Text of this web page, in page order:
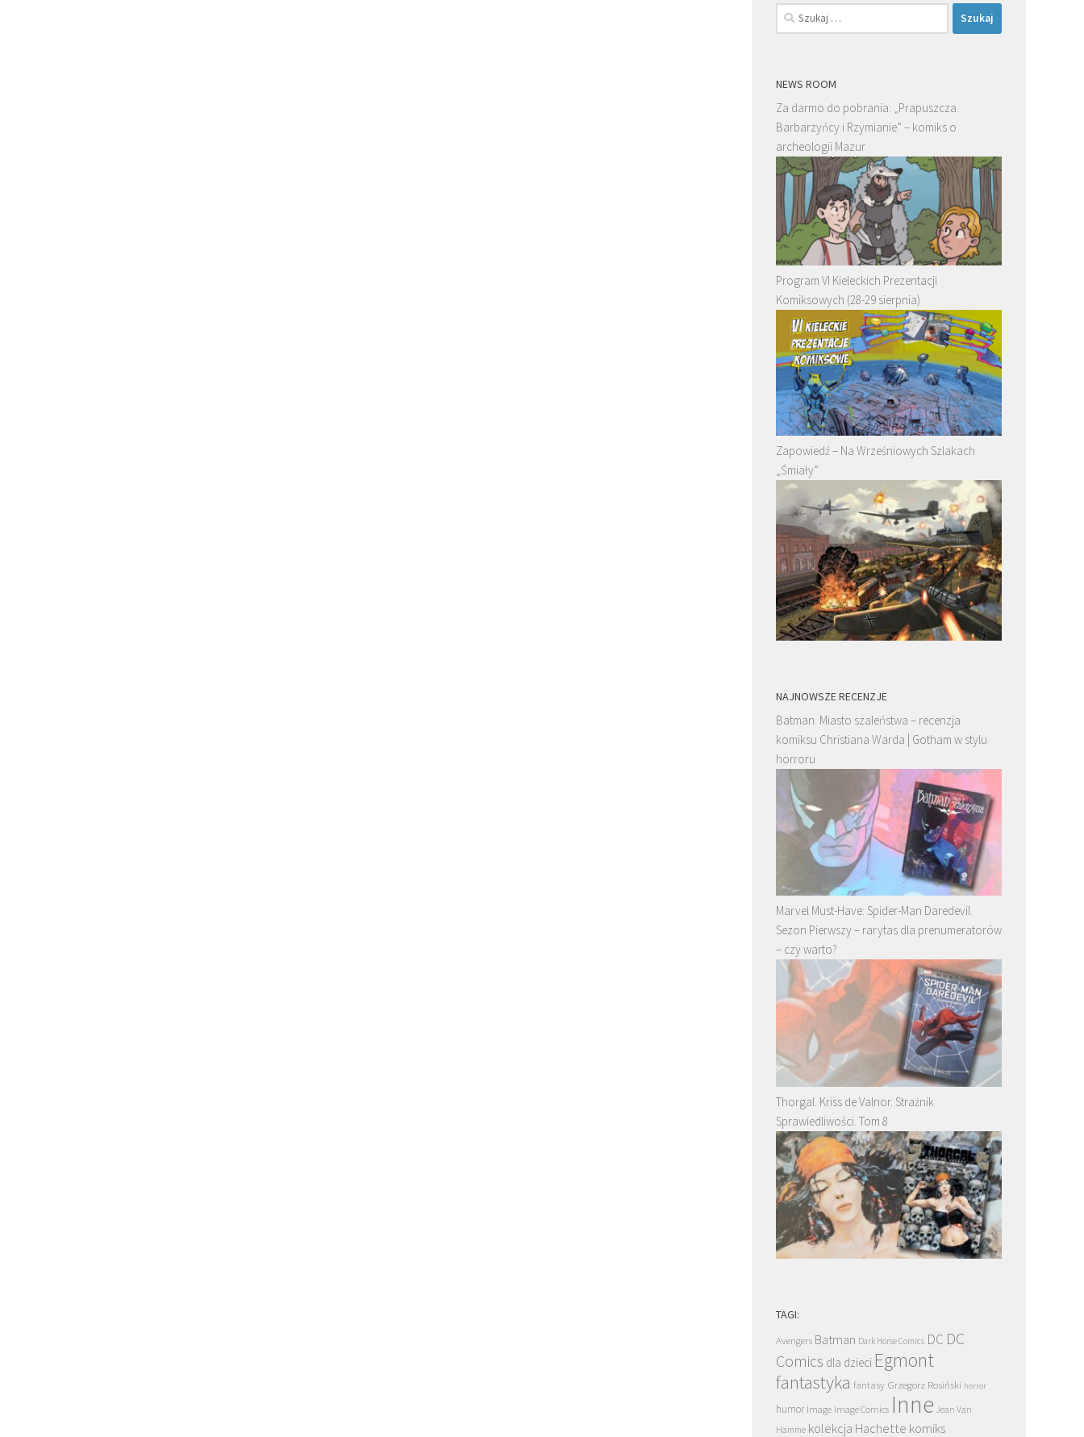
Szukaj:
NEWS ROOM
Za darmo do pobrania: „Prapuszcza.
Barbarzyńcy i Rzymianie” – komiks o
archeologii Mazur
Program VI Kieleckich Prezentacji
Komiksowych (28-29 sierpnia)
Zapowiedź – Na Wrześniowych Szlakach
„Śmiały”
NAJNOWSZE RECENZJE
Batman. Miasto szaleństwa – recenzja
komiksu Christiana Warda | Gotham w stylu
horroru
Marvel Must-Have: Spider-Man Daredevil.
Sezon Pierwszy – rarytas dla prenumeratorów
– czy warto?
Thorgal. Kriss de Valnor. Strażnik
Sprawiedliwości. Tom 8
TAGI:
Avengers Batman Dark Horse Comics DC DC
Comics dla dzieci Egmont
fantastyka fantasy Grzegorz Rosiński horror
humor Image Image Comics Inne Jean Van
Hamme kolekcja Hachette komiks